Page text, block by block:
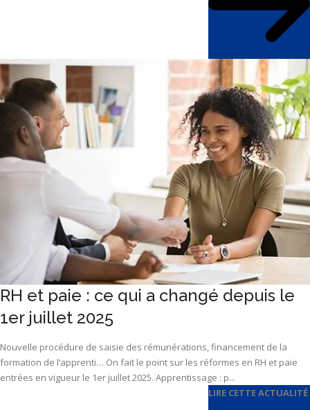
RH et paie : ce qui a changé depuis le
1er juillet 2025
Nouvelle procédure de saisie des rémunérations, financement de la
formation de l’apprenti… On fait le point sur les réformes en RH et paie
entrées en vigueur le 1er juillet 2025. Apprentissage : p...
LIRE CETTE ACTUALITÉ